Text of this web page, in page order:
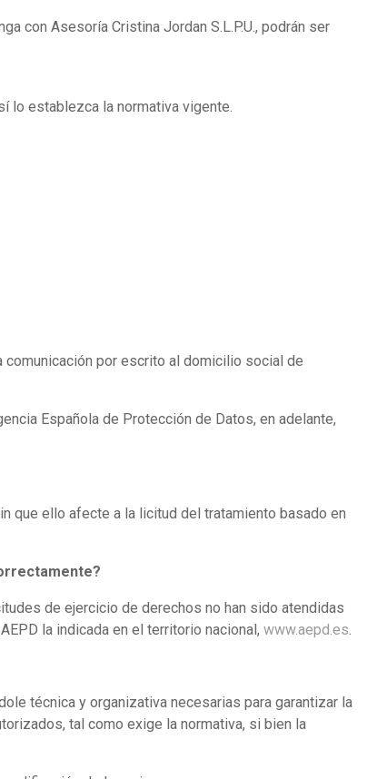
con Asesoría Cristina Jordan S.L.P.U., podrán ser
lo establezca la normativa vigente.
por escrito al domicilio social de
Española de Protección de Datos, en adelante,
que ello afecte a la licitud del tratamiento basado en
de ejercicio de derechos no han sido atendidas
la indicada en el territorio nacional, www.aepd.es.
técnica y organizativa necesarias para garantizar la
tal como exige la normativa, si bien la